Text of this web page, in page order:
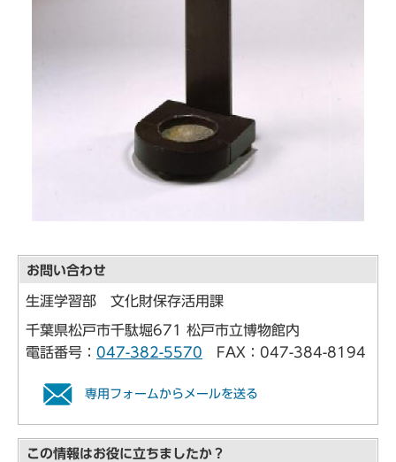
お問い合わせ
生涯学習部 文化財保存活用課
千葉県松戸市千駄堀671 松戸市立博物館内
電話番号： 047-382-5570 FAX：047-384-8194
専用フォームからメールを送る
この情報はお役に立ちましたか？